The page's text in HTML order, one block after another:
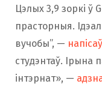
Цэлых 3,9 зоркі ў
прасторныя.
вучобы”, — напісаў
студэнтаў. Ірына
інтэрнат», —